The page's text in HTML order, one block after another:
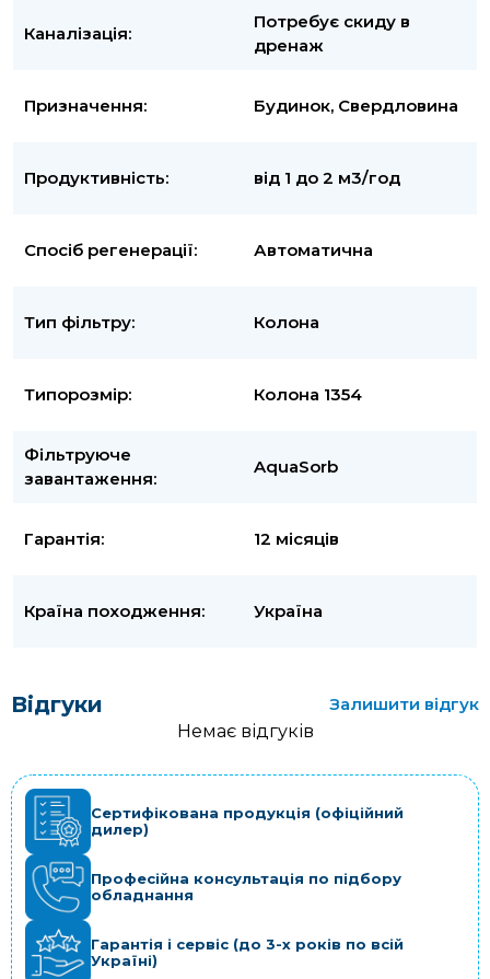
Каналізація:
Потребує скиду в
дренаж
Призначення: Будинок, Свердловина
Продуктивність: від 1 до 2 м3/год
Спосіб регенерації: Автоматична
Тип фільтру: Колона
Типорозмір: Колона 1354
Фільтруюче
завантаження:
AquaSorb
Гарантія: 12 місяців
Країна походження: Україна
Відгуки
Залишити відгук
Немає відгуків
Сертифікована продукція (офіційний
дилер)
Професійна консультація по підбору
обладнання
Гарантія і сервіс (до 3-х років по всій
Україні)